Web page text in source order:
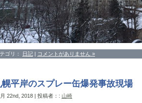
ゴリ： 日記 | コメントがありません »
幌平岸のスプレー缶爆発事故現場
22nd, 2018 | 投稿者：: 山崎